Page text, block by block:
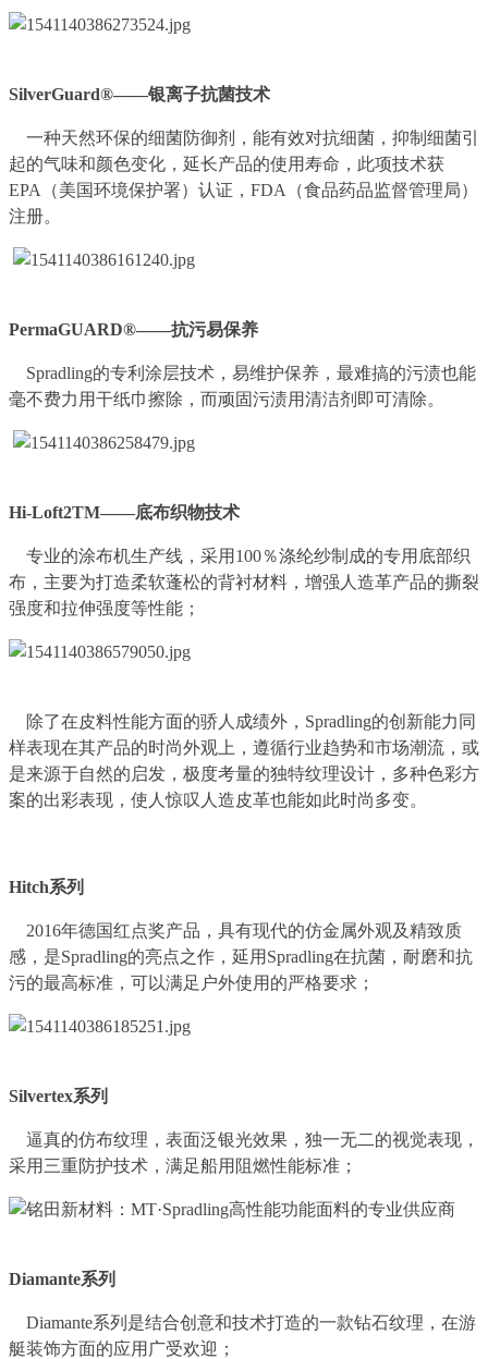
SilverGuard®——银离子抗菌技术
一种天然环保的细菌防御剂，能有效对抗细菌，抑制细菌引
起的气味和颜色变化，延长产品的使用寿命，此项技术获
EPA（美国环境保护署）认证，FDA（食品药品监督管理局）
注册。
PermaGUARD®——抗污易保养
Spradling的专利涂层技术，易维护保养，最难搞的污渍也能
毫不费力用干纸巾擦除，而顽固污渍用清洁剂即可清除。
Hi-Loft2TM——底布织物技术
专业的涂布机生产线，采用100％涤纶纱制成的专用底部织
布，主要为打造柔软蓬松的背衬材料，增强人造革产品的撕裂
强度和拉伸强度等性能；
除了在皮料性能方面的骄人成绩外，Spradling的创新能力同
样表现在其产品的时尚外观上，遵循行业趋势和市场潮流，或
是来源于自然的启发，极度考量的独特纹理设计，多种色彩方
案的出彩表现，使人惊叹人造皮革也能如此时尚多变。
Hitch系列
2016年德国红点奖产品，具有现代的仿金属外观及精致质
感，是Spradling的亮点之作，延用Spradling在抗菌，耐磨和抗
污的最高标准，可以满足户外使用的严格要求；
Silvertex系列
逼真的仿布纹理，表面泛银光效果，独一无二的视觉表现，
采用三重防护技术，满足船用阻燃性能标准；
Diamante系列
Diamante系列是结合创意和技术打造的一款钻石纹理，在游
艇装饰方面的应用广受欢迎；